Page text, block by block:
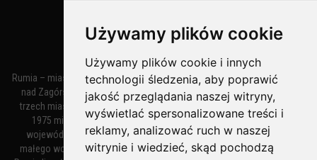
Używamy plików cookie
Używamy plików cookie i innych
technologii śledzenia, aby poprawić
jakość przeglądania naszej witryny,
wyświetlać spersonalizowane treści i
reklamy, analizować ruch w naszej
witrynie i wiedzieć, skąd pochodzą
Rumia – miasto w województwie pomorskim, w powiecie wejherowskim
nad Zagórską Strugą. Z miastami Wejherowem i Redą tworzy zespół
trzech miast zwany Małym Trójmiastem Kaszubskim. W latach 1945–
1975 miasto administracyjnie należało do tak zwanego dużego
województwa gdańskiego, a w latach 1975–1998 do tak zwanego
małego województwa gdańskiego. Według danych z 1 stycznia 2018